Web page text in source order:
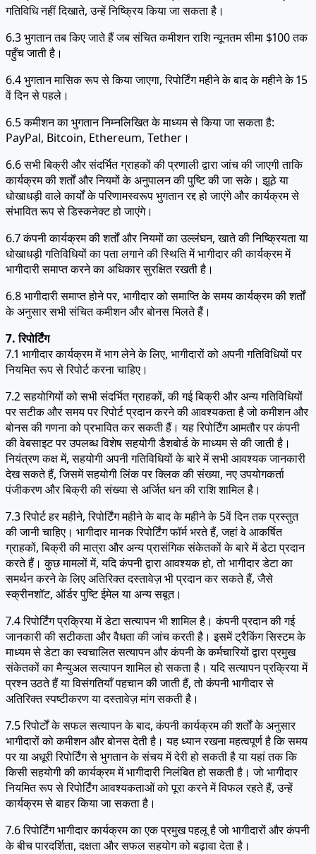
गतिविधि नहीं दिखाते, उन्हें निष्क्रिय किया जा सकता है।
6.3 भुगतान तब किए जाते हैं जब संचित कमीशन राशि न्यूनतम सीमा $100 तक
पहुँच जाती है।
6.4 भुगतान मासिक रूप से किया जाएगा, रिपोर्टिंग महीने के बाद के महीने के 15
वें दिन से पहले।
6.5 कमीशन का भुगतान निम्नलिखित के माध्यम से किया जा सकता है:
PayPal, Bitcoin, Ethereum, Tether।
6.6 सभी बिक्री और संदर्भित ग्राहकों की प्रणाली द्वारा जांच की जाएगी ताकि
कार्यक्रम की शर्तों और नियमों के अनुपालन की पुष्टि की जा सके। झूठे या
धोखाधड़ी वाले कार्यों के परिणामस्वरूप भुगतान रद्द हो जाएंगे और कार्यक्रम से
संभावित रूप से डिस्कनेक्ट हो जाएंगे।
6.7 कंपनी कार्यक्रम की शर्तों और नियमों का उल्लंघन, खाते की निष्क्रियता या
धोखाधड़ी गतिविधियों का पता लगाने की स्थिति में भागीदार की कार्यक्रम में
भागीदारी समाप्त करने का अधिकार सुरक्षित रखती है।
6.8 भागीदारी समाप्त होने पर, भागीदार को समाप्ति के समय कार्यक्रम की शर्तों
के अनुसार सभी संचित कमीशन और बोनस मिलते हैं।
7. रिपोर्टिंग
7.1 भागीदार कार्यक्रम में भाग लेने के लिए, भागीदारों को अपनी गतिविधियों पर
नियमित रूप से रिपोर्ट करना चाहिए।
7.2 सहयोगियों को सभी संदर्भित ग्राहकों, की गई बिक्री और अन्य गतिविधियों
पर सटीक और समय पर रिपोर्ट प्रदान करने की आवश्यकता है जो कमीशन और
बोनस की गणना को प्रभावित कर सकती हैं। यह रिपोर्टिंग आमतौर पर कंपनी
की वेबसाइट पर उपलब्ध विशेष सहयोगी डैशबोर्ड के माध्यम से की जाती है।
नियंत्रण कक्ष में, सहयोगी अपनी गतिविधियों के बारे में सभी आवश्यक जानकारी
देख सकते हैं, जिसमें सहयोगी लिंक पर क्लिक की संख्या, नए उपयोगकर्ता
पंजीकरण और बिक्री की संख्या से अर्जित धन की राशि शामिल है।
7.3 रिपोर्ट हर महीने, रिपोर्टिंग महीने के बाद के महीने के 5वें दिन तक प्रस्तुत
की जानी चाहिए। भागीदार मानक रिपोर्टिंग फॉर्म भरते हैं, जहां वे आकर्षित
ग्राहकों, बिक्री की मात्रा और अन्य प्रासंगिक संकेतकों के बारे में डेटा प्रदान
करते हैं। कुछ मामलों में, यदि कंपनी द्वारा आवश्यक हो, तो भागीदार डेटा का
समर्थन करने के लिए अतिरिक्त दस्तावेज़ भी प्रदान कर सकते हैं, जैसे
स्क्रीनशॉट, ऑर्डर पुष्टि ईमेल या अन्य सबूत।
7.4 रिपोर्टिंग प्रक्रिया में डेटा सत्यापन भी शामिल है। कंपनी प्रदान की गई
जानकारी की सटीकता और वैधता की जांच करती है। इसमें ट्रैकिंग सिस्टम के
माध्यम से डेटा का स्वचालित सत्यापन और कंपनी के कर्मचारियों द्वारा प्रमुख
संकेतकों का मैन्युअल सत्यापन शामिल हो सकता है। यदि सत्यापन प्रक्रिया में
प्रश्न उठते हैं या विसंगतियाँ पहचान की जाती हैं, तो कंपनी भागीदार से
अतिरिक्त स्पष्टीकरण या दस्तावेज़ मांग सकती है।
7.5 रिपोर्टों के सफल सत्यापन के बाद, कंपनी कार्यक्रम की शर्तों के अनुसार
भागीदारों को कमीशन और बोनस देती है। यह ध्यान रखना महत्वपूर्ण है कि समय
पर या अधूरी रिपोर्टिंग से भुगतान के संचय में देरी हो सकती है या यहां तक कि
किसी सहयोगी की कार्यक्रम में भागीदारी निलंबित हो सकती है। जो भागीदार
नियमित रूप से रिपोर्टिंग आवश्यकताओं को पूरा करने में विफल रहते हैं, उन्हें
कार्यक्रम से बाहर किया जा सकता है।
7.6 रिपोर्टिंग भागीदार कार्यक्रम का एक प्रमुख पहलू है जो भागीदारों और कंपनी
के बीच पारदर्शिता, दक्षता और सफल सहयोग को बढ़ावा देता है।